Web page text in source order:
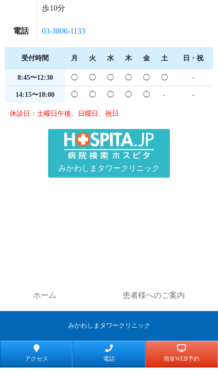
歩10分
電話 03-3806-1133
受付時間 月 火 水 木 金 土 日・祝
8:45〜12:30 ◯ ◯ ◯ ◯ ◯ ◯ -
14:15〜18:00 ◯ ◯ ◯ ◯ ◯ - -
休診日：土曜日午後、日曜日、祝日
みかわしまタワークリニック
ホーム 患者様へのご案内
みかわしまタワークリニック
アクセス 電話 簡単WEB予約